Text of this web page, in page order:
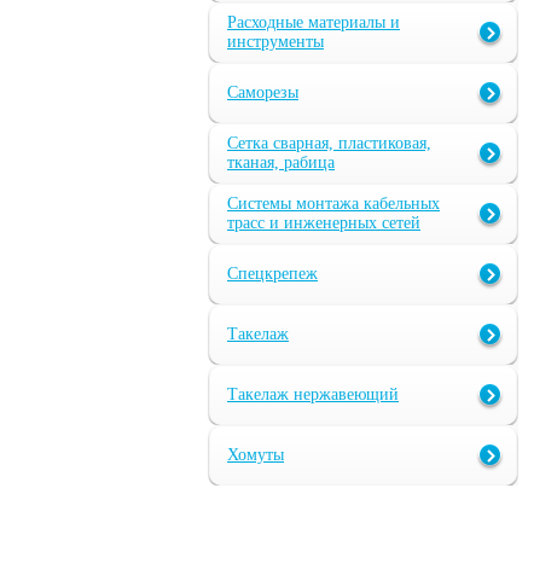
Расходные материалы и
инструменты
Саморезы
Сетка сварная, пластиковая,
тканая, рабица
Системы монтажа кабельных
трасс и инженерных сетей
Спецкрепеж
Такелаж
Такелаж нержавеющий
Хомуты